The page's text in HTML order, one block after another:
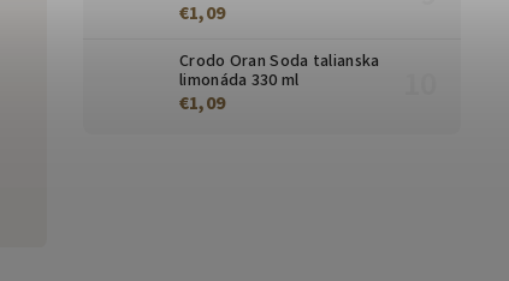
€1,09
Crodo Oran Soda talianska
limonáda 330 ml
€1,09